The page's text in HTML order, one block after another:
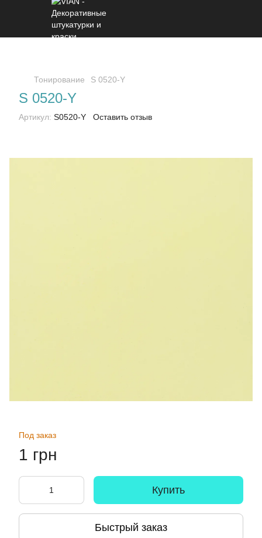
Тонирование S 0520-Y
S 0520-Y
Артикул: S0520-Y Оставить отзыв
Под заказ
1 грн
Купить
Быстрый заказ